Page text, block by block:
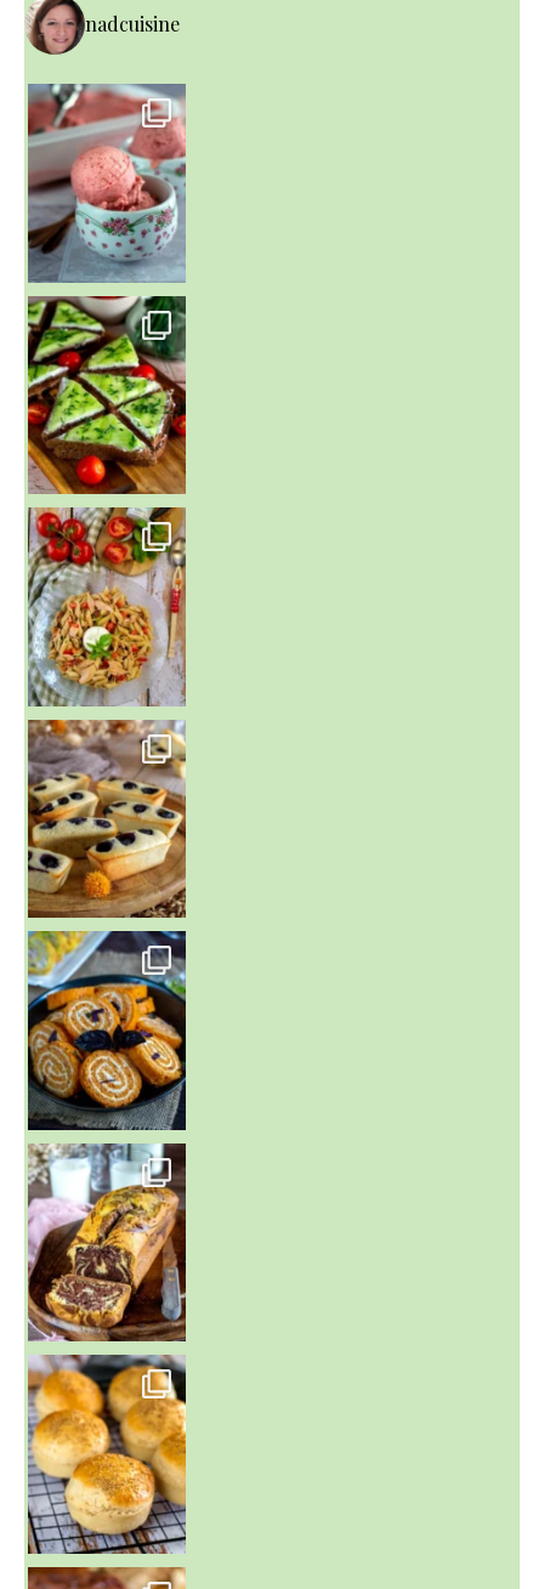
nadcuisine
~ NICE CREAM À LA FRAISE ~
Presque un mois que
~ SALADE DE PÂTES AUX DEUX TOMATES THON ET BURRA
~ FINANCIERS MYRTILLES ET CITRON ~
Aujourd'hu
~ BUNS MAISON ~
Un peu de boulange par ici au